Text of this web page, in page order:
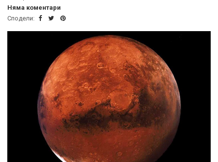
Няма коментари
Сподели: